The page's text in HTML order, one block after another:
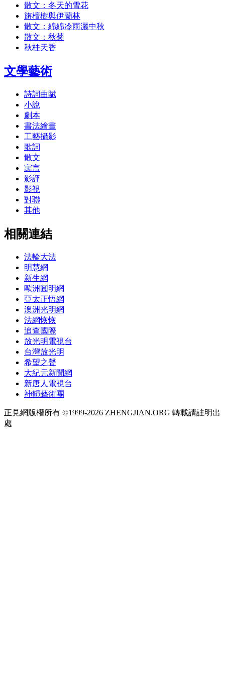
散文：冬天的雪花
旃檀樹與伊蘭林
散文：綿綿冷雨灑中秋
散文：秋菊
秋桂天香
文學藝術
詩詞曲賦
小說
劇本
書法繪畫
工藝攝影
歌詞
散文
寓言
影評
影視
對聯
其他
相關連結
法輪大法
明慧網
新生網
歐洲圓明網
亞太正悟網
澳洲光明網
法網恢恢
追查國際
放光明電視台
台灣放光明
希望之聲
大紀元新聞網
新唐人電視台
神韻藝術團
正見網版權所有 ©1999-2026 ZHENGJIAN.ORG 轉載請註明出
處